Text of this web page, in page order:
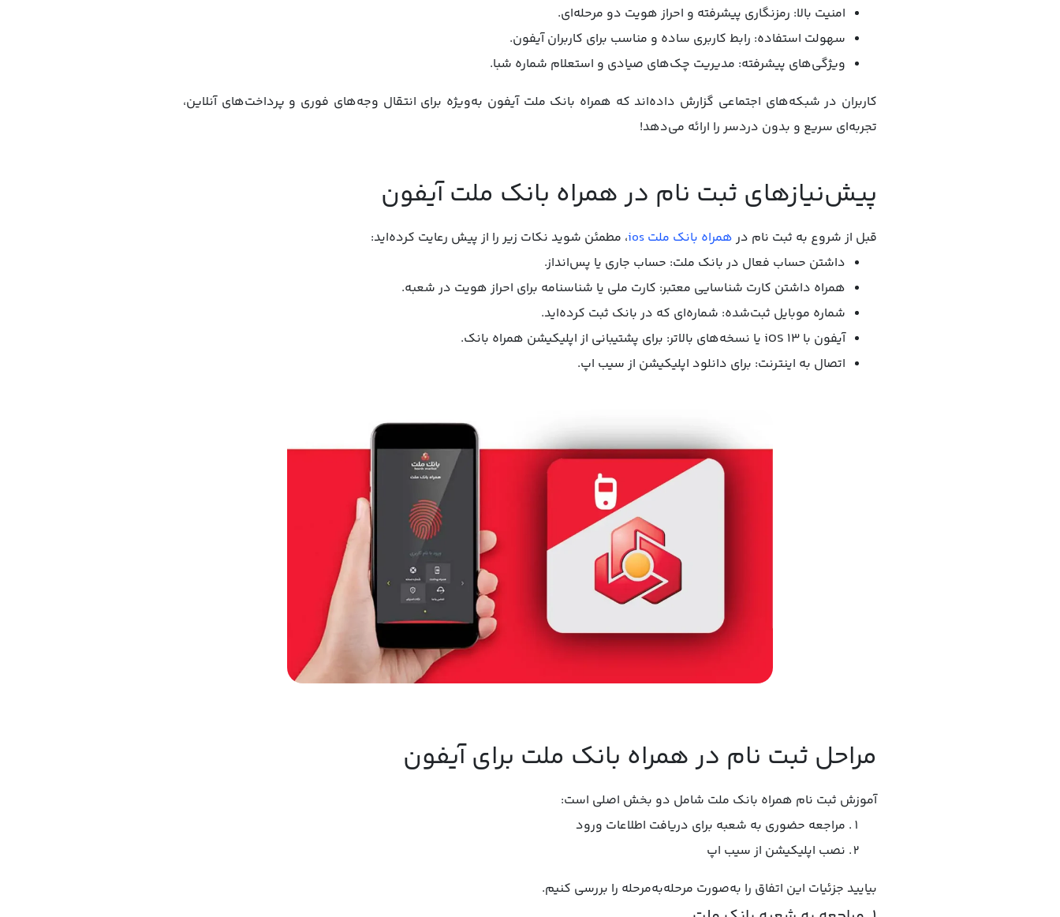
امنیت بالا: رمزنگاری پیشرفته و احراز هویت دو مرحله‌ای.
سهولت استفاده: رابط کاربری ساده و مناسب برای کاربران آیفون.
ویژگی‌های پیشرفته: مدیریت چک‌های صیادی و استعلام شماره شبا.
کاربران در شبکه‌های اجتماعی گزارش داده‌اند که همراه بانک ملت آیفون به‌ویژه برای انتقال وجه‌های فوری و پرداخت‌های آنلاین،
تجربه‌ای سریع و بدون دردسر را ارائه می‌دهد!
پیش‌نیازهای ثبت نام در همراه بانک ملت آیفون
قبل از شروع به ثبت نام در همراه بانک ملت ios
، مطمئن شوید نکات زیر را از پیش رعایت کرده‌اید:
داشتن حساب فعال در بانک ملت: حساب جاری یا پس‌انداز.
همراه داشتن کارت شناسایی معتبر: کارت ملی یا شناسنامه برای احراز هویت در شعبه.
شماره موبایل ثبت‌شده: شماره‌ای که در بانک ثبت کرده‌اید.
آیفون با iOS 13 یا نسخه‌های بالاتر: برای پشتیبانی از اپلیکیشن همراه بانک.
اتصال به اینترنت: برای دانلود اپلیکیشن از سیب اپ.
مراحل ثبت نام در همراه بانک ملت برای آیفون
آموزش ثبت نام همراه بانک ملت شامل دو بخش اصلی است:
مراجعه حضوری به شعبه برای دریافت اطلاعات ورود
نصب اپلیکیشن از سیب اپ
بیایید جزئیات این اتفاق را به‌صورت مرحله‌به‌مرحله را بررسی کنیم.